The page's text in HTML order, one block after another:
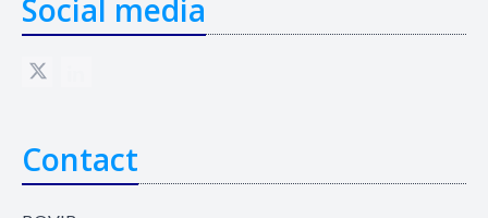
Social media
Contact